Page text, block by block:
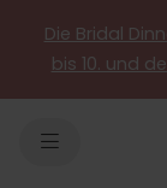
Die Bridal
bis 10. und